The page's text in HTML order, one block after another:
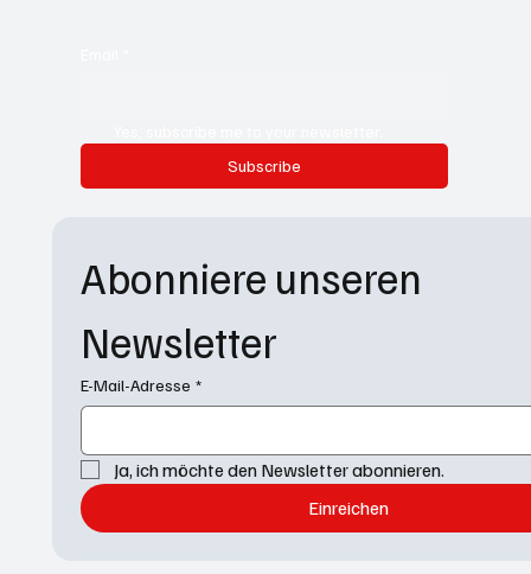
Subscribe
Abonniere unseren
Newsletter
E-Mail-Adresse *
Ja, ich möchte den Newsletter abonnieren.
Einreichen